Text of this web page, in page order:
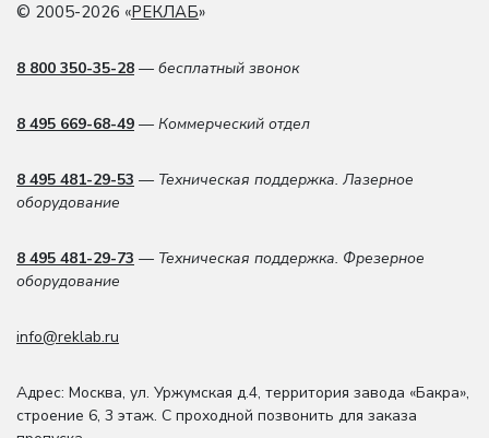
© 2005-2026 «РЕКЛАБ»
8 800 350-35-28 — бесплатный звонок
8 495 669-68-49 — Коммерческий отдел
8 495 481-29-53 — Техническая поддержка. Лазерное
оборудование
8 495 481-29-73 — Техническая поддержка. Фрезерное
оборудование
info@reklab.ru
Адрес: Москва, ул. Уржумская д.4, территория завода «Бакра»,
строение 6, 3 этаж. С проходной позвонить для заказа